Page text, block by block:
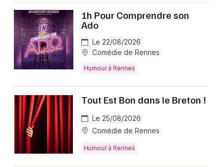
1h Pour Comprendre son
Ado
Le 22/08/2026
Comédie de Rennes
Humour à Rennes
Tout Est Bon dans le Breton !
Le 25/08/2026
Comédie de Rennes
Humour à Rennes